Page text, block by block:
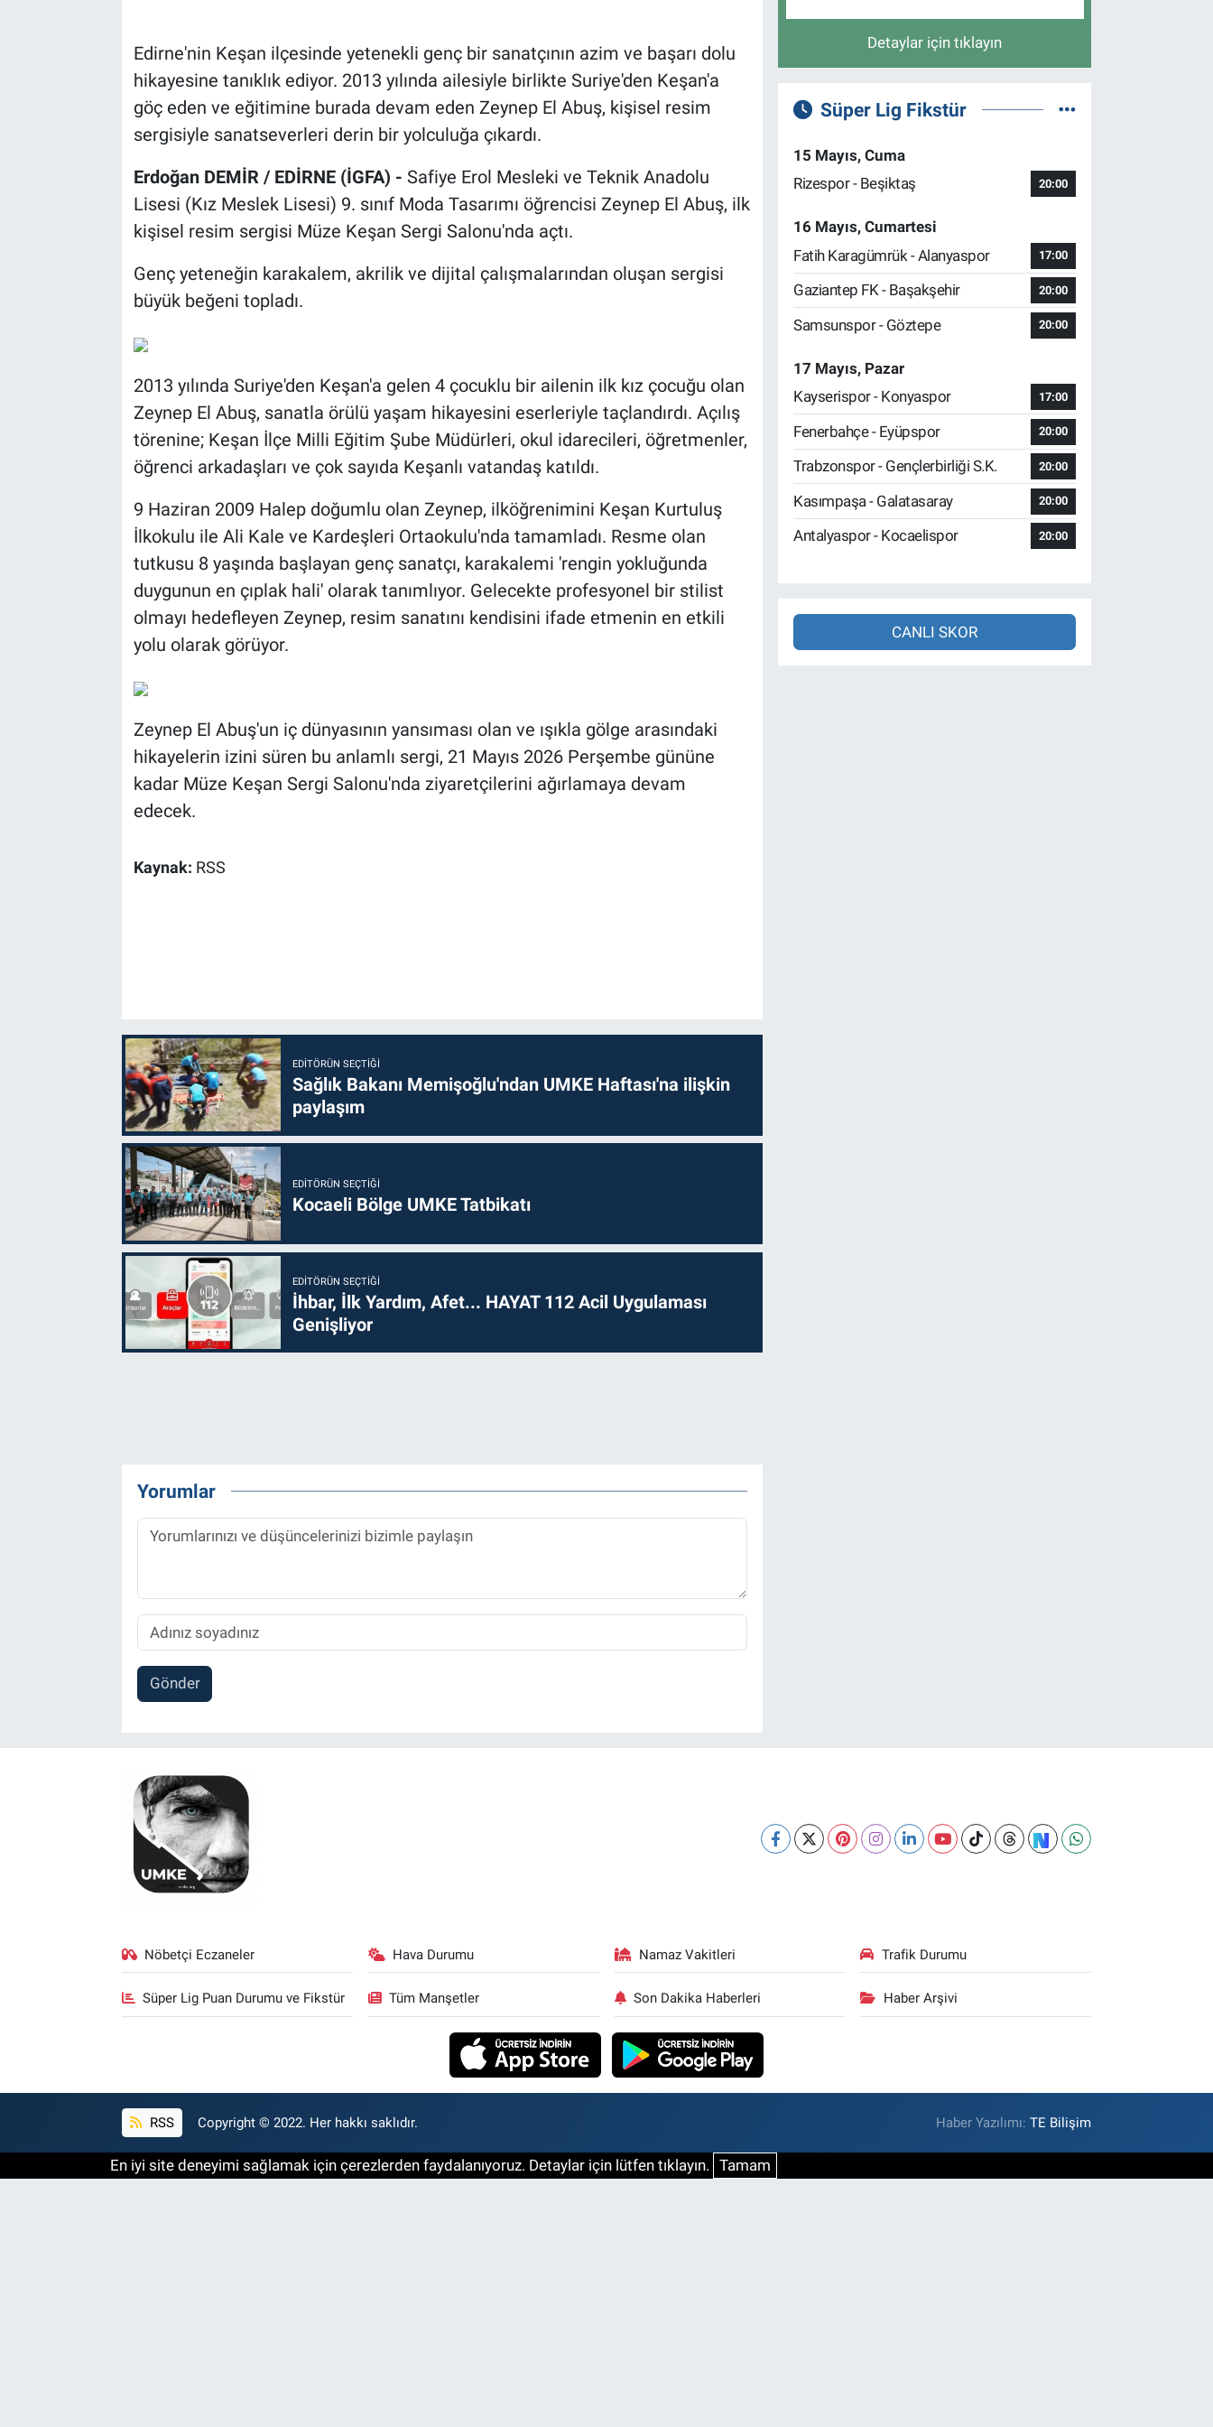
Edirne'nin Keşan ilçesinde yetenekli genç bir sanatçının azim ve başarı dolu
hikayesine tanıklık ediyor. 2013 yılında ailesiyle birlikte Suriye'den Keşan'a
göç eden ve eğitimine burada devam eden Zeynep El Abuş, kişisel resim
sergisiyle sanatseverleri derin bir yolculuğa çıkardı.
Erdoğan DEMİR / EDİRNE (İGFA) - Safiye Erol Mesleki ve Teknik Anadolu
Lisesi (Kız Meslek Lisesi) 9. sınıf Moda Tasarımı öğrencisi Zeynep El Abuş, ilk
kişisel resim sergisi Müze Keşan Sergi Salonu'nda açtı.
Genç yeteneğin karakalem, akrilik ve dijital çalışmalarından oluşan sergisi
büyük beğeni topladı.
2013 yılında Suriye'den Keşan'a gelen 4 çocuklu bir ailenin ilk kız çocuğu olan
Zeynep El Abuş, sanatla örülü yaşam hikayesini eserleriyle taçlandırdı. Açılış
törenine; Keşan İlçe Milli Eğitim Şube Müdürleri, okul idarecileri, öğretmenler,
öğrenci arkadaşları ve çok sayıda Keşanlı vatandaş katıldı.
9 Haziran 2009 Halep doğumlu olan Zeynep, ilköğrenimini Keşan Kurtuluş
İlkokulu ile Ali Kale ve Kardeşleri Ortaokulu'nda tamamladı. Resme olan
tutkusu 8 yaşında başlayan genç sanatçı, karakalemi 'rengin yokluğunda
duygunun en çıplak hali' olarak tanımlıyor. Gelecekte profesyonel bir stilist
olmayı hedefleyen Zeynep, resim sanatını kendisini ifade etmenin en etkili
yolu olarak görüyor.
Zeynep El Abuş'un iç dünyasının yansıması olan ve ışıkla gölge arasındaki
hikayelerin izini süren bu anlamlı sergi, 21 Mayıs 2026 Perşembe gününe
kadar Müze Keşan Sergi Salonu'nda ziyaretçilerini ağırlamaya devam
edecek.
Kaynak: RSS
EDITÖRÜN SEÇTIĞI
Sağlık Bakanı Memişoğlu'ndan UMKE Haftası'na ilişkin
paylaşım
EDITÖRÜN SEÇTIĞI
Kocaeli Bölge UMKE Tatbikatı
EDITÖRÜN SEÇTIĞI
İhbar, İlk Yardım, Afet... HAYAT 112 Acil Uygulaması
Genişliyor
Yorumlar
Gönder
Detaylar için tıklayın
Süper Lig Fikstür
15 Mayıs, Cuma
Rizespor - Beşiktaş
20:00
16 Mayıs, Cumartesi
Fatih Karagümrük - Alanyaspor
17:00
Gaziantep FK - Başakşehir 20:00
Samsunspor - Göztepe 20:00
17 Mayıs, Pazar
Kayserispor - Konyaspor
17:00
Fenerbahçe - Eyüpspor 20:00
Trabzonspor - Gençlerbirliği S.K. 20:00
Kasımpaşa - Galatasaray 20:00
Antalyaspor - Kocaelispor 20:00
CANLI SKOR
Nöbetçi Eczaneler Hava Durumu Namaz Vakitleri Trafik Durumu
Süper Lig Puan Durumu ve Fikstür Tüm Manşetler Son Dakika Haberleri Haber Arşivi
RSS Copyright © 2022. Her hakkı saklıdır. Haber Yazılımı:TE Bilişim
En iyi site deneyimi sağlamak için çerezlerden faydalanıyoruz. Detaylar için lütfen tıklayın. Tamam